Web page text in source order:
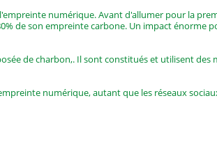
numérique. Avant d'allumer pour la
de son empreinte carbone. Un impact énorme
de charbon,. Il sont constitués et utilisent des
numérique, autant que les réseaux